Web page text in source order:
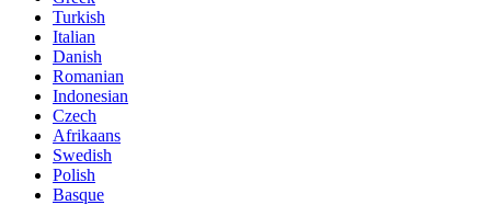
Turkish
Italian
Danish
Romanian
Indonesian
Czech
Afrikaans
Swedish
Polish
Basque